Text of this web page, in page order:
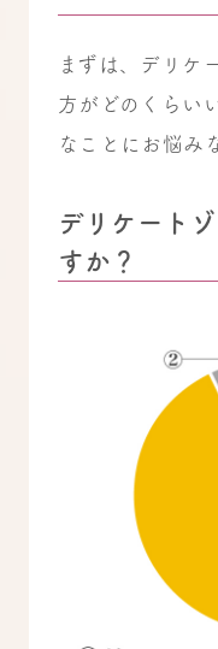
まずは、デリケ
方がどのくらい
なことにお悩み
デリケート
すか？